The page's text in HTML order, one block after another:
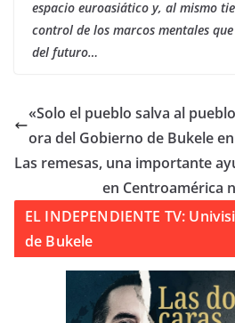
espacio euroasiático y, al mismo
control de los marcos mentales
del futuro…
«Solo el pueblo salva al
ora del Gobierno de Bukele
Las remesas, una importante
en Centroamérica
EL INDEPENDIENTE TV:
de Bukele